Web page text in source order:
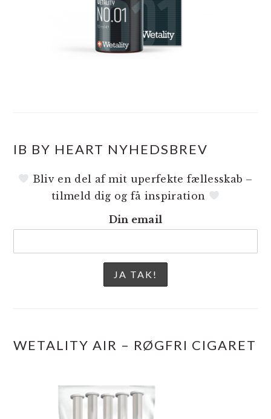
IB BY HEART NYHEDSBREV
Bliv en del af mit uperfekte fællesskab –
tilmeld dig og få inspiration
Din email
WETALITY AIR – RØGFRI CIGARET